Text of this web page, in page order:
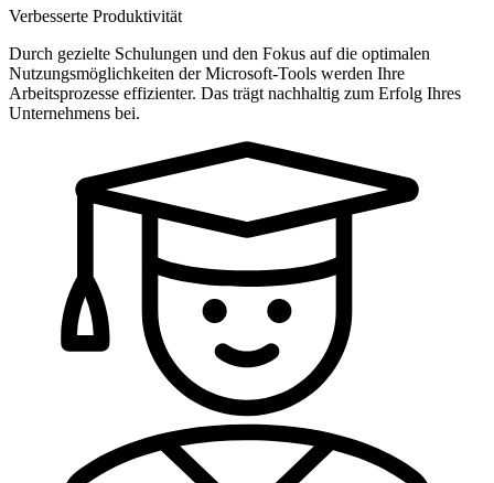
Verbesserte Produktivität
Durch gezielte Schulungen und den Fokus auf die optimalen
Nutzungsmöglichkeiten der Microsoft-Tools werden Ihre
Arbeitsprozesse effizienter. Das trägt nachhaltig zum Erfolg Ihres
Unternehmens bei.